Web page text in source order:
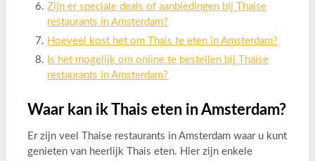
Zijn er speciale deals of aanbiedingen bij Thaise
restaurants in Amsterdam?
Hoeveel kost het om Thais te eten in Amsterdam?
Is het mogelijk om online te bestellen bij Thaise
restaurants in Amsterdam?
Waar kan ik Thais eten in Amsterdam?
Er zijn veel Thaise restaurants in Amsterdam waar u kunt
genieten van heerlijk Thais eten. Hier zijn enkele